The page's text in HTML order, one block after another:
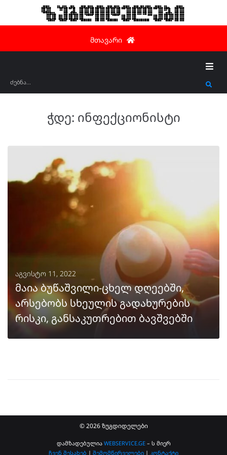
ზუგდიდელები
მთავარი
ჭდე: ინფექციონისტი
აგვისტო 11, 2022
მაია ბუწაშვილი-ცხელ დღეებში,
არსებობს სხეულის გადახურების
რისკი, განსაკუთრებით ბავშვებში
© 2026 ზუგდიდელები
დამზადებულია WEBSERVICE.GE– ს მიერ
ჩვენ შესახებ | შემომწირველები | კონტაქტი